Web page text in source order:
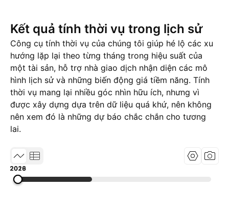
Kết quả tính thời vụ trong lịch sử
Công cụ tính thời vụ của chúng tôi giúp hé lộ các xu
hướng lặp lại theo từng tháng trong hiệu suất của
một tài sản, hỗ trợ nhà giao dịch nhận diện các mô
hình lịch sử và những biến động giá tiềm năng. Tính
thời vụ mang lại nhiều góc nhìn hữu ích, nhưng vì
được xây dựng dựa trên dữ liệu quá khứ, nên không
nên xem đó là những dự báo chắc chắn cho tương
lai.
2013
2019
2026